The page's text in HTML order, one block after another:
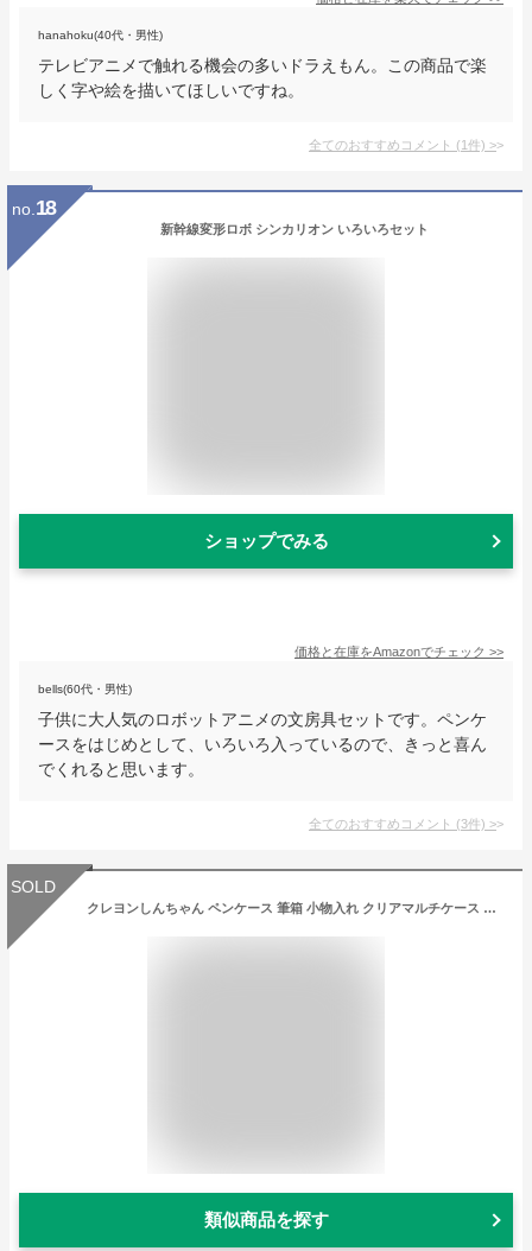
hanahoku(40代・男性)
テレビアニメで触れる機会の多いドラえもん。この商品で楽
しく字や絵を描いてほしいですね。
全てのおすすめコメント (1件) >
no. 18
新幹線変形ロボ シンカリオン いろいろセット
ショップでみる
価格と在庫をAmazonでチェック >>
bells(60代・男性)
子供に大人気のロボットアニメの文房具セットです。ペンケ
ースをはじめとして、いろいろ入っているので、きっと喜ん
でくれると思います。
全てのおすすめコメント (3件) >
SOLD
クレヨンしんちゃん ペンケース 筆箱 小物入れ クリアマルチケース Lサイズ レディース 女子 女の子 透明 クリア PVC メンズ 男子 男の子 大人 高校生 中学生 ブランド キャラクター おしゃれ かわいい 可愛い シンプル 人気 洗える
類似商品を探す